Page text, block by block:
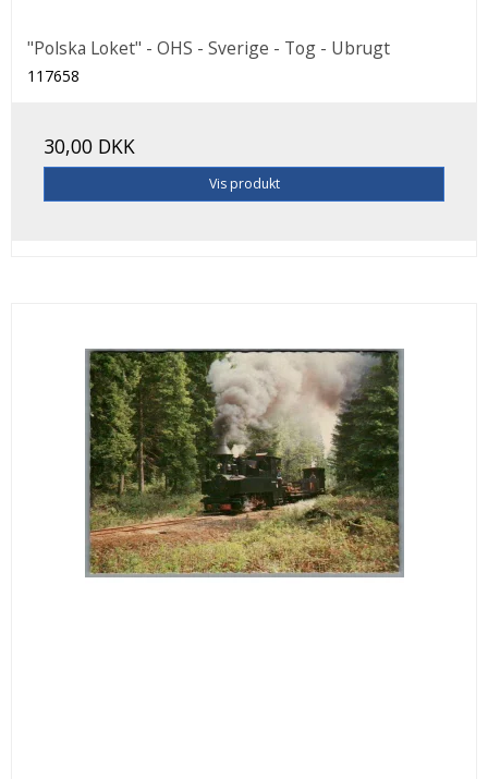
"Polska Loket" - OHS - Sverige - Tog - Ubrugt
117658
30,00 DKK
Vis produkt